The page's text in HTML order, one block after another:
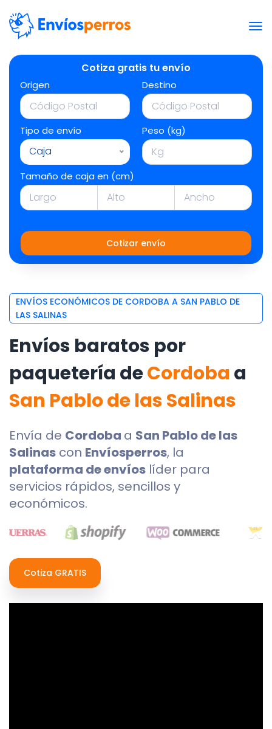
Cotiza gratis tu envío
Origen Destino
Tipo de envío
Caja
Peso (kg)
Tamaño de caja en (cm)
Cotizar envío
ENVÍOS ECONÓMICOS DE CORDOBA A SAN PABLO DE
LAS SALINAS
Envíos baratos por
paquetería deCordoba a
San Pablo de las Salinas
Envía de Cordoba a San Pablo de las
Salinas con Envíosperros, la
plataforma de envíos líder para
servicios rápidos, sencillos y
económicos.
Cotiza GRATIS